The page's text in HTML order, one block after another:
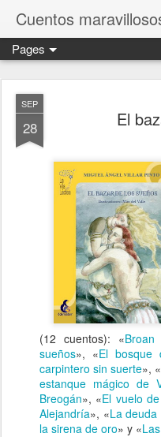
Cuentos
Pages
SEP
28 El
(12 cuentos): «
sueños», «El bosque
carpintero sin suerte», «
estanque mágico de
Breogán», «El vuelo
Alejandría», «La
la sirena de oro» y «